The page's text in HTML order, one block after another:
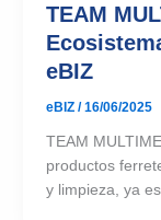
TEAM
eBIZ
eBIZ /16/06/2025
TEAM
productos
y limpieza, ya